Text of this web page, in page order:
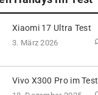
Xiaomi 17 Ultra Test
3. März 2026
Vivo X300 Pro im Test